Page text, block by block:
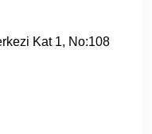
Kat 1, No:108